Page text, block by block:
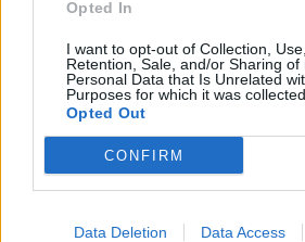
Opted In
I want to opt-out of Collection, Use,
Retention, Sale, and/or Sharing of
Personal Data that Is Unrelated
Purposes for which it was collected.
Opted Out
CONFIRM
Data Deletion Data Access